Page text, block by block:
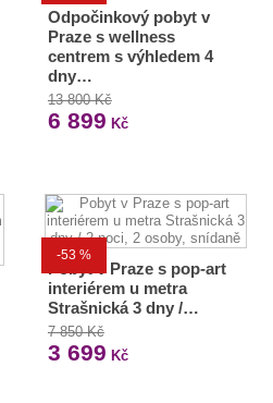
Odpočinkový pobyt v
Praze s wellness
centrem s výhledem 4
dny…
13 800 Kč
6 899 Kč
-53 %
Pobyt v Praze s pop-art
interiérem u metra
Strašnická 3 dny /…
7 850 Kč
3 699 Kč